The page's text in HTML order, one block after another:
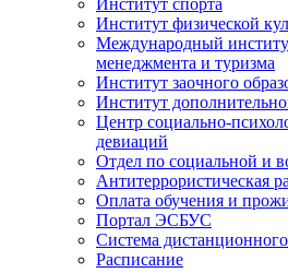
Институт спорта
Институт физической
Международный
менеджмента и туризма
Институт заочного
Институт
Центр социально-
девиаций
Отдел по социальной и
Антитеррористическая
Оплата обучения и
Портал ЭСБУС
Система
Расписание